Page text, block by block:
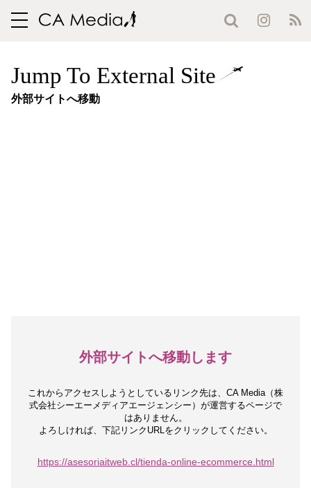
toggle
Jump To External Site
外部サイトへ移動
外部サイトへ移動します
これからアクセスしようとしているリンク先は、 CA Media（株
式会社シーエーメディアエージェンシー）が運営するページで
はありません。
よろしければ、下記リンクURLをクリックしてください。
https://asesoriaitweb.cl/tienda-online-ecommerce.html